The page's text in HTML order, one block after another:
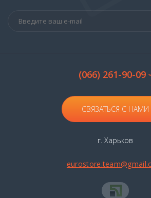
(066) 261-90-09
СВЯЗАТЬСЯ С НАМИ
г. Харьков